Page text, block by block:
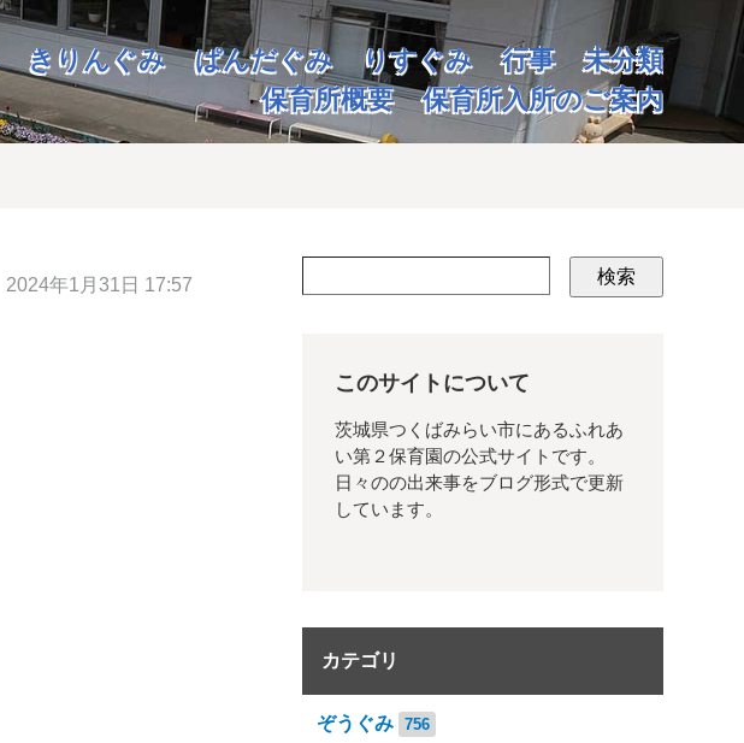
きりんぐみ ぱんだぐみ りすぐみ 行事
未分類
保育所概要
保育所入所のご案内
2024年1月31日 17:57 検索
このサイトについて
茨城県つくばみらい市にあるふれあ
い第２保育園の公式サイトです。
日々のの出来事をブログ形式で更新
しています。
カテゴリ
ぞうぐみ 756